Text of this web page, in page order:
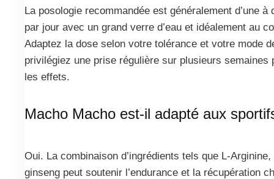
La posologie recommandée est généralement d’une à
par jour avec un grand verre d’eau et idéalement au
Adaptez la dose selon votre tolérance et votre mode
privilégiez une prise régulière sur plusieurs semaines
les effets.
Macho Macho est-il adapté aux
Oui. La combinaison d’ingrédients tels que L-
ginseng peut soutenir l’endurance et la récupération